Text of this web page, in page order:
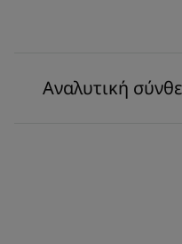
Αναλυτική